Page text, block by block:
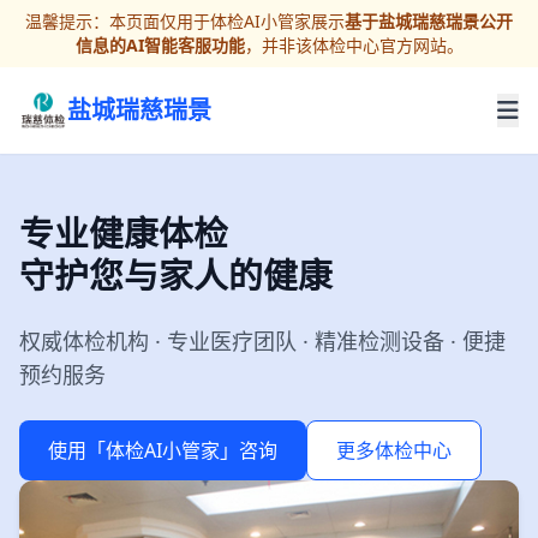
温馨提示：本页面仅用于体检AI小管家展示基于盐城瑞慈瑞景公开
信息的AI智能客服功能，并非该体检中心官方网站。
盐城瑞慈瑞景
专业健康体检
守护您与家人的健康
权威体检机构 · 专业医疗团队 · 精准检测设备 · 便捷
预约服务
使用「体检AI小管家」咨询 更多体检中心